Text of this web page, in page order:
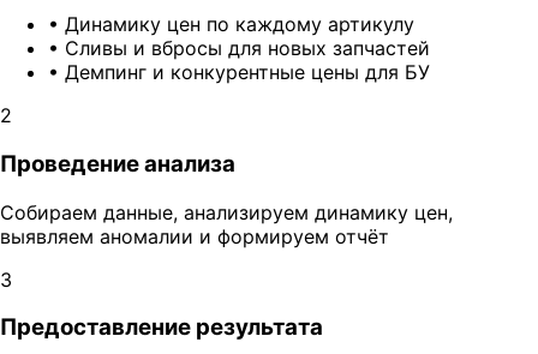
• Динамику цен по каждому артикулу
• Сливы и вбросы для новых запчастей
• Демпинг и конкурентные цены для БУ
2
Проведение анализа
Собираем данные, анализируем динамику цен,
выявляем аномалии и формируем отчёт
3
Предоставление результата